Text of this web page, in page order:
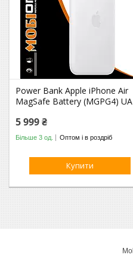
Power Bank Apple iPhone Air
MagSafe Battery (MGPG4) UA
5 999 ₴
Більше 3 од. Оптом і в роздріб
Купити